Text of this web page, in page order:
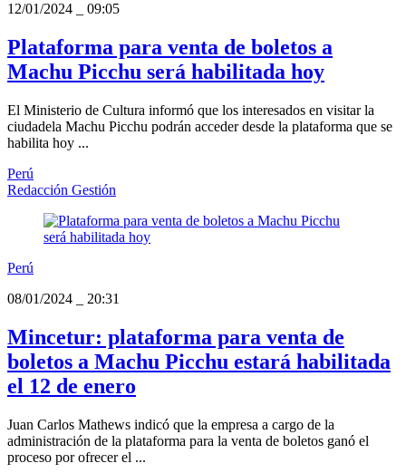
12/01/2024
09:05
Plataforma para venta de boletos a
Machu Picchu será habilitada hoy
El Ministerio de Cultura informó que los interesados en visitar la
ciudadela Machu Picchu podrán acceder desde la plataforma que se
habilita hoy ...
Perú
Redacción Gestión
Perú
08/01/2024
20:31
Mincetur: plataforma para venta de
boletos a Machu Picchu estará habilitada
el 12 de enero
Juan Carlos Mathews indicó que la empresa a cargo de la
administración de la plataforma para la venta de boletos ganó el
proceso por ofrecer el ...